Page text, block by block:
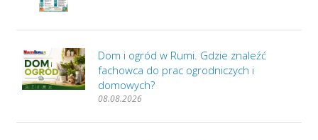
Dom i ogród w Rumi. Gdzie znaleźć
fachowca do prac ogrodniczych i
domowych?
08.08.2026